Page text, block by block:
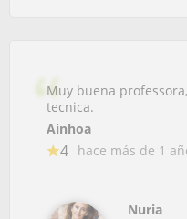
Muy buena
tecnica.
Ainhoa
4 hace más de 1
Nuria